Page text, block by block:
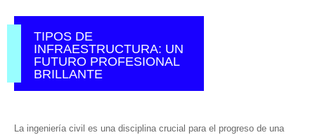
TIPOS DE
INFRAESTRUCTURA: UN
FUTURO PROFESIONAL
BRILLANTE
La ingeniería civil es una disciplina crucial para el progreso de una